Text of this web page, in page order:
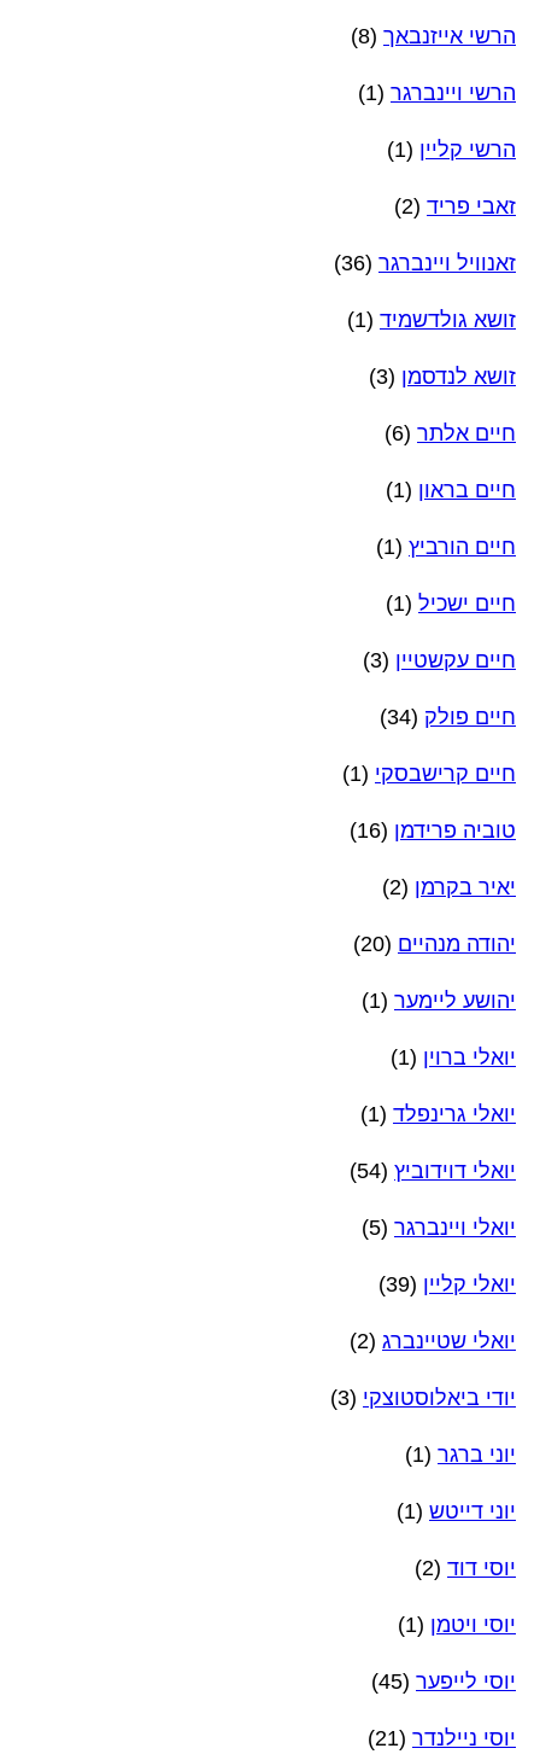
הרשי אייזנבאך (8)
הרשי ויינברגר (1)
הרשי קליין (1)
זאבי פריד (2)
זאנוויל ויינברגר (36)
זושא גולדשמיד (1)
זושא לנדסמן (3)
חיים אלתר (6)
חיים בראון (1)
חיים הורביץ (1)
חיים ישכיל (1)
חיים עקשטיין (3)
חיים פולק (34)
חיים קרישבסקי (1)
טוביה פרידמן (16)
יאיר בקרמן (2)
יהודה מנהיים (20)
יהושע ליימער (1)
יואלי ברוין (1)
יואלי גרינפלד (1)
יואלי דוידוביץ (54)
יואלי ויינברגר (5)
יואלי קליין (39)
יואלי שטיינברג (2)
יודי ביאלוסטוצקי (3)
יוני ברגר (1)
יוני דייטש (1)
יוסי דוד (2)
יוסי ויטמן (1)
יוסי לייפער (45)
יוסי ניילנדר (21)